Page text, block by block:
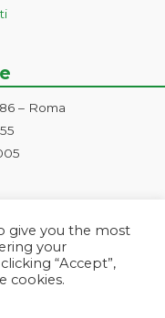
– Roma
give you the most
your
“Accept”,
cookies.